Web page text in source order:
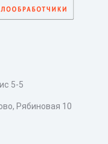
5-5
Рябиновая 10